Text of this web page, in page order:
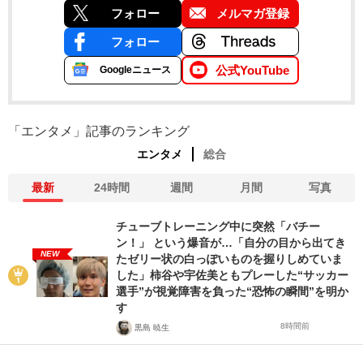
フォロー メルマガ登録
フォロー
Googleニュース 公式YouTube
「エンタメ」記事のランキング
エンタメ 総合
最新 24時間 週間 月間 写真
NEW
チューブトレーニング中に突然「バチー
ン！」 という爆音が…「自分の目から出てき
たゼリー状の白っぽいものを握りしめていま
した」柿谷や宇佐美ともプレーした“サッカー
選手”が視覚障害を負った“恐怖の瞬間”を明か
す
黒島 暁生 8時間前